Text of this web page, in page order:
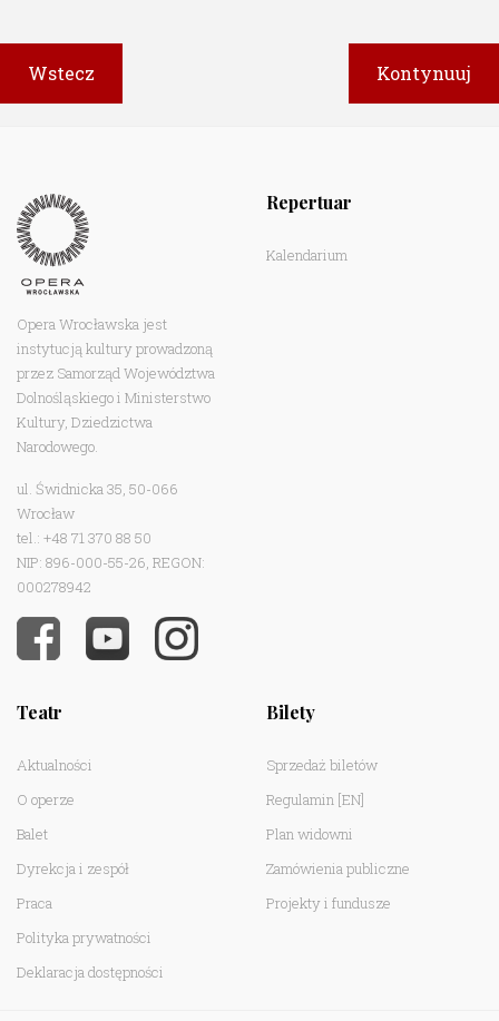
Opera Wrocławska jest
instytucją kultury prowadzoną
przez Samorząd Województwa
Dolnośląskiego i Ministerstwo
Kultury, Dziedzictwa
Narodowego.
ul. Świdnicka 35, 50-066
Wrocław
tel.: +48 71 370 88 50
NIP: 896-000-55-26, REGON:
000278942
Repertuar
Kalendarium
Teatr
Aktualności
O operze
Balet
Dyrekcja i zespół
Praca
Polityka prywatności
Deklaracja dostępności
Bilety
Sprzedaż biletów
Regulamin [EN]
Plan widowni
Zamówienia publiczne
Projekty i fundusze